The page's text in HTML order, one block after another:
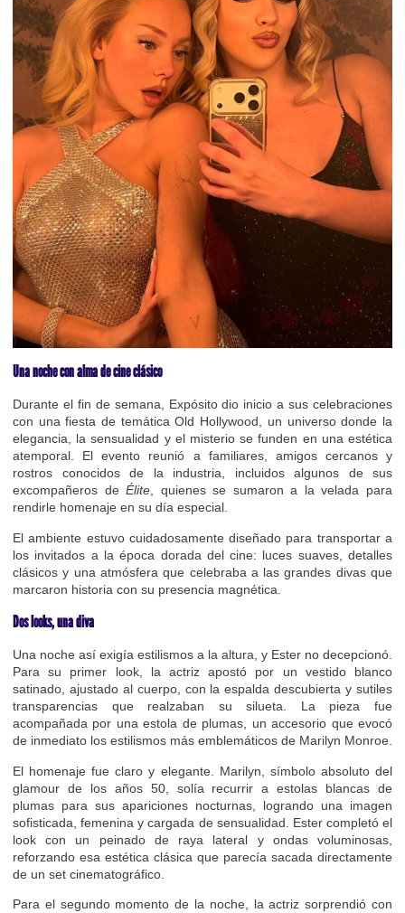
Una noche con alma de cine clásico
Durante el fin de semana, Expósito dio inicio a sus celebraciones
con una fiesta de temática Old Hollywood, un universo donde la
elegancia, la sensualidad y el misterio se funden en una estética
atemporal. El evento reunió a familiares, amigos cercanos y
rostros conocidos de la industria, incluidos algunos de sus
excompañeros deÉlite, quienes se sumaron a la velada para
rendirle homenaje en su día especial.
El ambiente estuvo cuidadosamente diseñado para transportar a
los invitados a la época dorada del cine: luces suaves, detalles
clásicos y una atmósfera que celebraba a las grandes divas que
marcaron historia con su presencia magnética.
Dos looks, una diva
Una noche así exigía estilismos a la altura, y Ester no decepcionó.
Para su primer look, la actriz apostó por un vestido blanco
satinado, ajustado al cuerpo, con la espalda descubierta y sutiles
transparencias que realzaban su silueta. La pieza fue
acompañada por una estola de plumas, un accesorio que evocó
de inmediato los estilismos más emblemáticos de Marilyn Monroe.
El homenaje fue claro y elegante. Marilyn, símbolo absoluto del
glamour de los años 50, solía recurrir a estolas blancas de
plumas para sus apariciones nocturnas, logrando una imagen
sofisticada, femenina y cargada de sensualidad. Ester completó el
look con un peinado de raya lateral y ondas voluminosas,
reforzando esa estética clásica que parecía sacada directamente
de un set cinematográfico.
Para el segundo momento de la noche, la actriz sorprendió con